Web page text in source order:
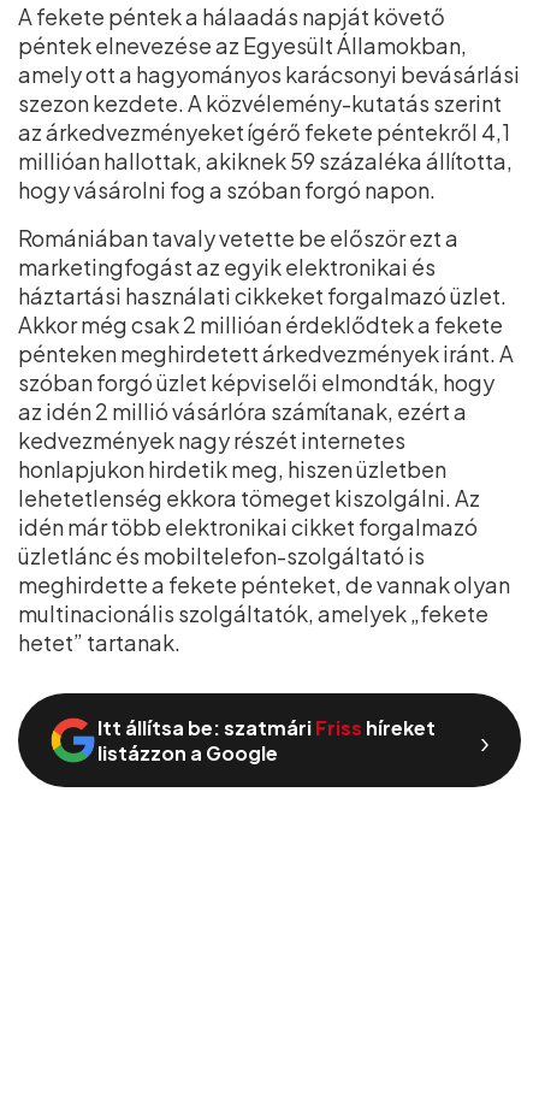
A fekete péntek a hálaadás napját követő
péntek elnevezése az Egyesült Államokban,
amely ott a hagyományos karácsonyi bevásárlási
szezon kezdete. A közvélemény-kutatás szerint
az árkedvezményeket ígérő fekete péntekről 4,1
millióan hallottak, akiknek 59 százaléka állította,
hogy vásárolni fog a szóban forgó napon.
Romániában tavaly vetette be először ezt a
marketingfogást az egyik elektronikai és
háztartási használati cikkeket forgalmazó üzlet.
Akkor még csak 2 millióan érdeklődtek a fekete
pénteken meghirdetett árkedvezmények iránt. A
szóban forgó üzlet képviselői elmondták, hogy
az idén 2 millió vásárlóra számítanak, ezért a
kedvezmények nagy részét internetes
honlapjukon hirdetik meg, hiszen üzletben
lehetetlenség ekkora tömeget kiszolgálni. Az
idén már több elektronikai cikket forgalmazó
üzletlánc és mobiltelefon-szolgáltató is
meghirdette a fekete pénteket, de vannak olyan
multinacionális szolgáltatók, amelyek „fekete
hetet” tartanak.
Itt állítsa be: szatmáriFriss híreket
listázzon a Google
›